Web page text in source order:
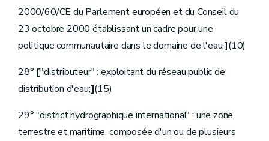
Art.D.311.
Art.D.312.
D.313.
Art.D.314.
Art.D.316.
Art.D.317
Art.D.318
Art.D.320
Art.D.321
2000/60/CE du Parlement européen et du Conseil du
23 octobre 2000 établissant un cadre pour une
politique communautaire dans le domaine de l'eau;](10)
28° ["distributeur" : exploitant du réseau public de
distribution d'eau;](15)
29° "district hydrographique international" : une zone
terrestre et maritime, composée d'un ou de plusieurs